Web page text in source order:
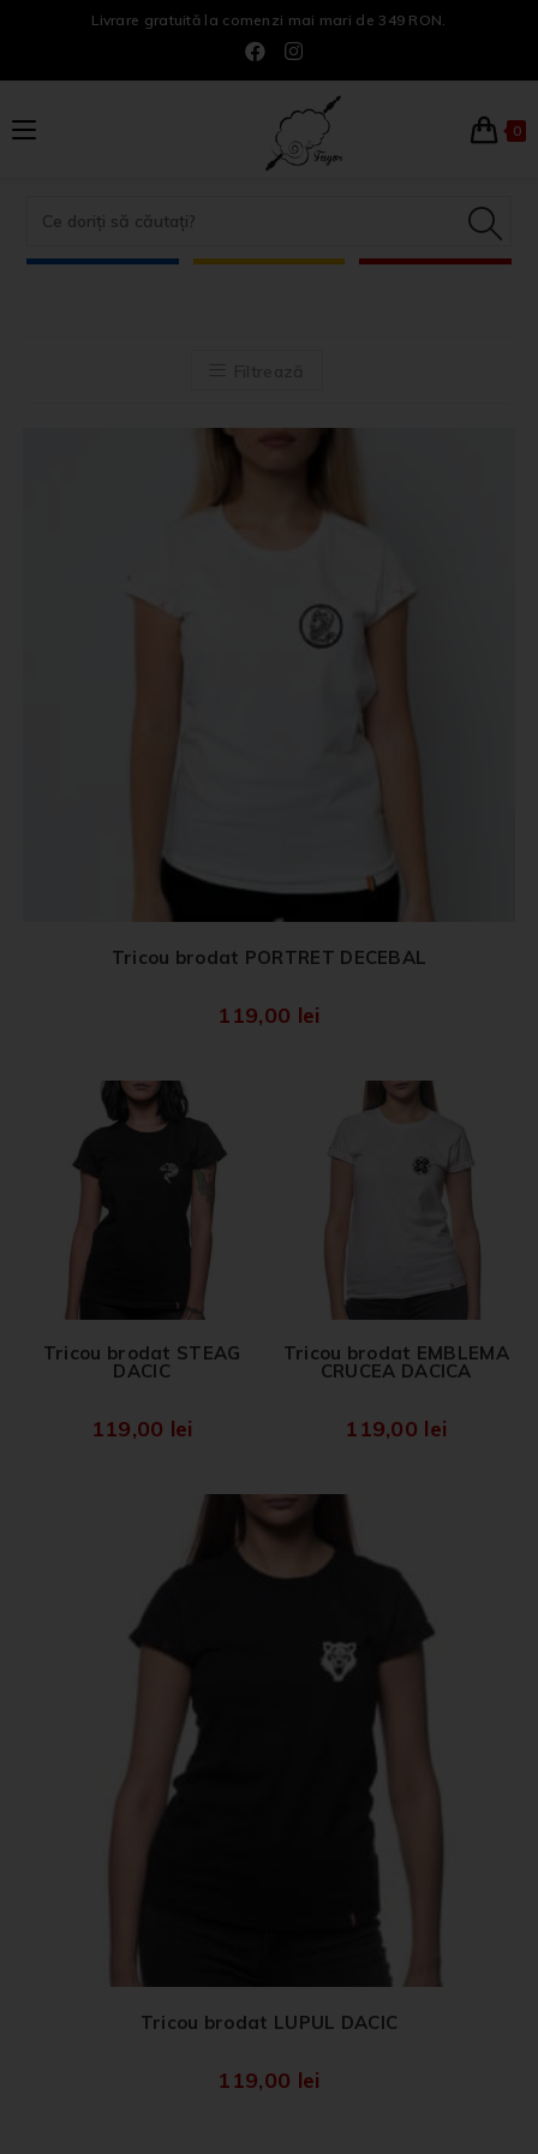
Livrare gratuită la comenzi mai mari de 349 RON.
0
Tricou brodat PORTRET DECEBAL
119,00 lei
Tricou brodat STEAG
DACIC
119,00 lei
Tricou brodat EMBLEMA
CRUCEA DACICA
119,00 lei
Tricou brodat LUPUL DACIC
119,00 lei